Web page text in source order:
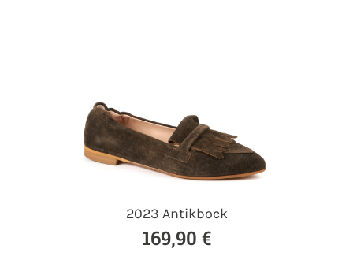
2023 Antikbock
169,90 €